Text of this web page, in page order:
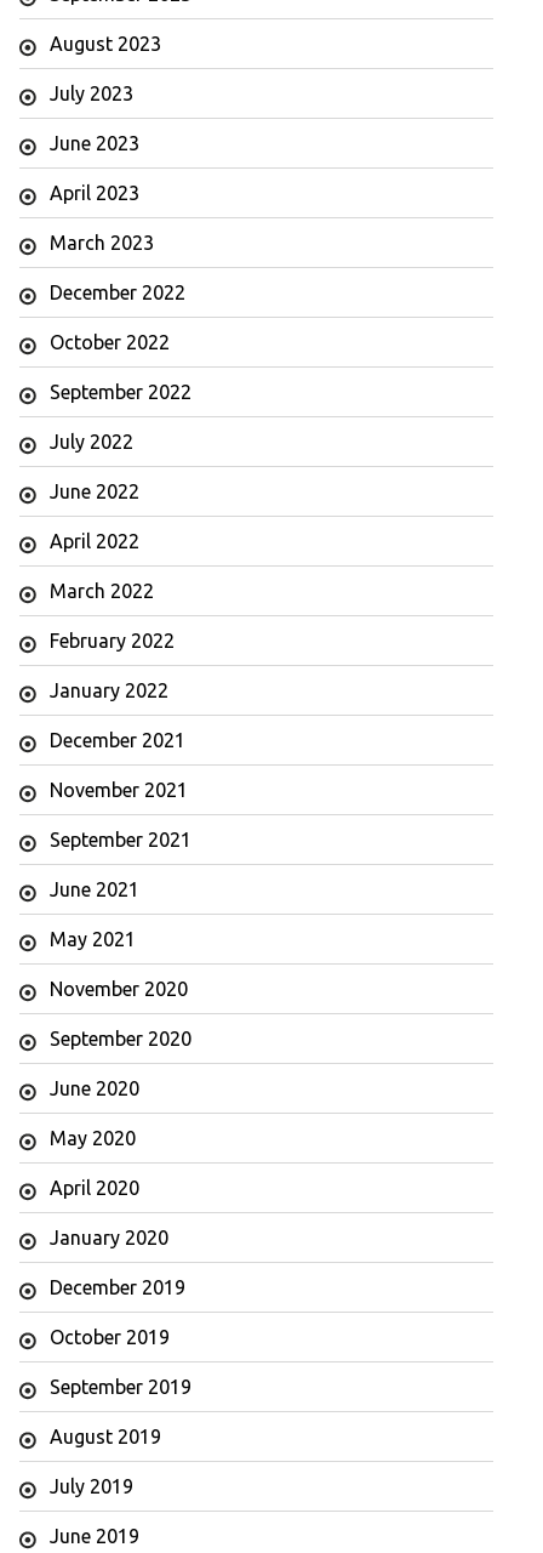
August 2023
July 2023
June 2023
April 2023
March 2023
December 2022
October 2022
September 2022
July 2022
June 2022
April 2022
March 2022
February 2022
January 2022
December 2021
November 2021
September 2021
June 2021
May 2021
November 2020
September 2020
June 2020
May 2020
April 2020
January 2020
December 2019
October 2019
September 2019
August 2019
July 2019
June 2019